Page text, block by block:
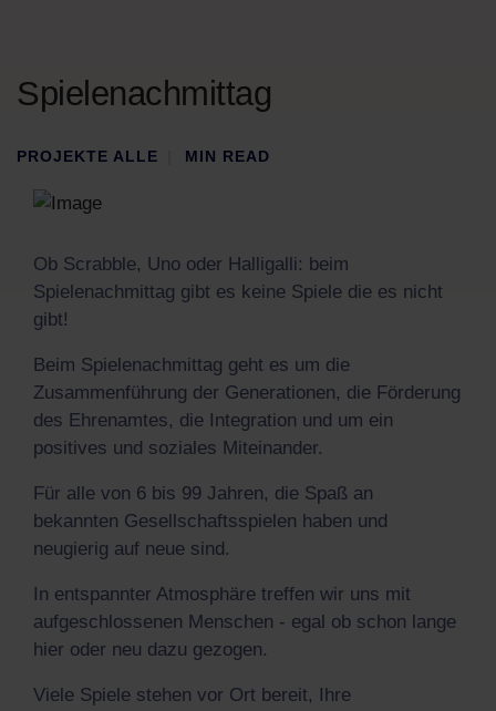
Spielenachmittag
PROJEKTE ALLE MIN READ
Ob Scrabble, Uno oder Halligalli: beim
Spielenachmittag gibt es keine Spiele die es nicht
gibt!
Beim Spielenachmittag geht es um die
Zusammenführung der Generationen, die Förderung
des Ehrenamtes, die Integration und um ein
positives und soziales Miteinander.
Für alle von 6 bis 99 Jahren, die Spaß an
bekannten Gesellschaftsspielen haben und
neugierig auf neue sind.
In entspannter Atmosphäre treffen wir uns mit
aufgeschlossenen Menschen - egal ob schon lange
hier oder neu dazu gezogen.
Viele Spiele stehen vor Ort bereit, Ihre